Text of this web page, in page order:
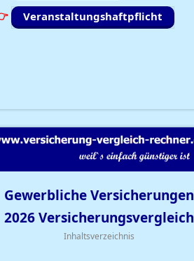
Veranstaltungshaftpflicht
Gewerbliche Versicherungen
2026Versicherungsvergleich
Inhaltsverzeichnis